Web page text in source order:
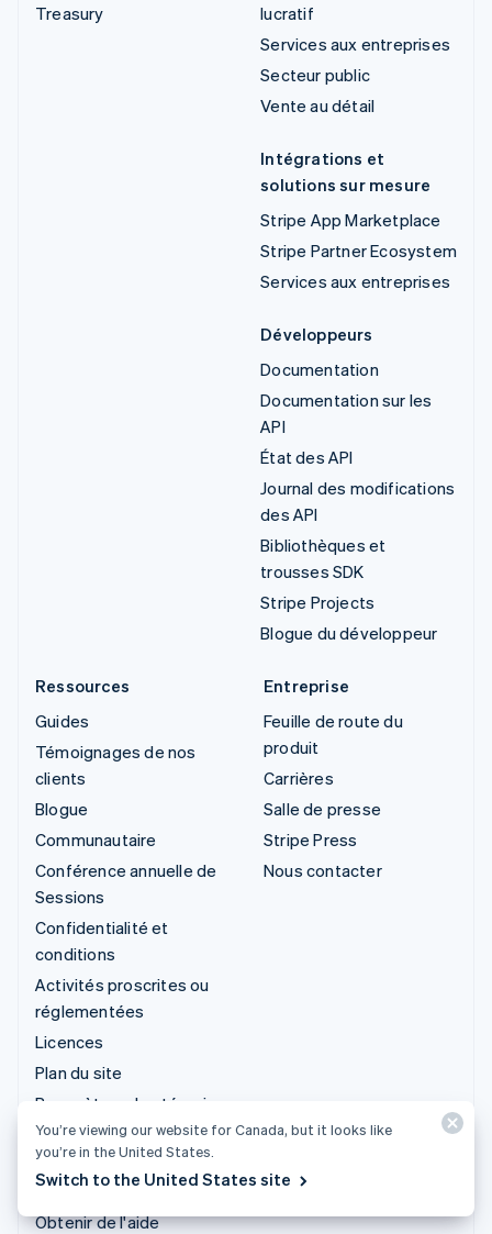
Treasury
lucratif
Services aux entreprises
Secteur public
Vente au détail
Intégrations et
solutions sur mesure
Stripe App Marketplace
Stripe Partner Ecosystem
Services aux entreprises
Développeurs
Documentation
Documentation sur les
API
État des API
Journal des modifications
des API
Bibliothèques et
trousses SDK
Stripe Projects
Blogue du développeur
Ressources
Guides
Témoignages de nos
clients
Blogue
Communautaire
Conférence annuelle de
Sessions
Confidentialité et
conditions
Activités proscrites ou
réglementées
Licences
Plan du site
Paramètres des témoins
Plus de ressources
Entreprise
Feuille de route du
produit
Carrières
Salle de presse
Stripe Press
Nous contacter
Assistance
Obtenir de l'aide
You’re viewing our website for Canada, but it looks like
you’re in the United States.
Switch to the United States site